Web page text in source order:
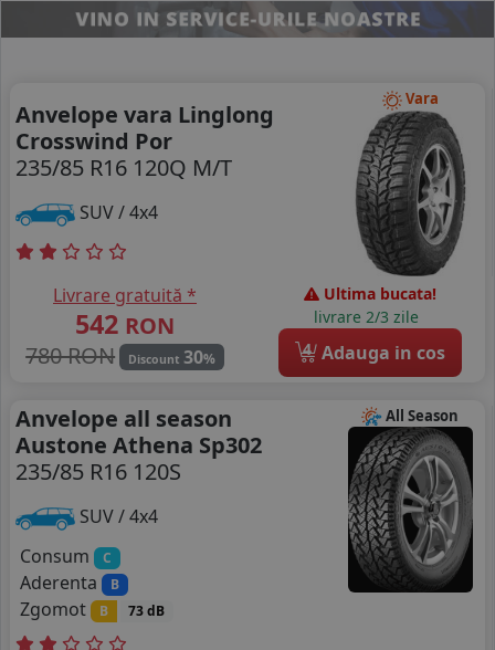
Vara
Anvelope vara Linglong
Crosswind Por
235/85 R16 120Q M/T
SUV / 4x4
Livrare gratuită *
542 RON
780 RON
Discount 30%
Ultima bucata!
livrare 2/3 zile
4 Adauga in cos
All Season
Anvelope all season
Austone Athena Sp302
235/85 R16 120S
SUV / 4x4
Consum
C
Aderenta B
Zgomot B 73 dB